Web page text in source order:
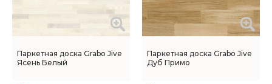
Паркетная доска Grabo Jive
Ясень Белый
Паркетная доска Grabo Jive
Дуб Примо